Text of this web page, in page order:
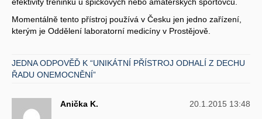
Momentálně tento přístroj používá v Česku jen jedno zařízení,
kterým je Oddělení laboratorní medicíny v Prostějově.
JEDNA ODPOVĚĎ K “UNIKÁTNÍ PŘÍSTROJ ODHALÍ Z DECHU
ŘADU ONEMOCNĚNÍ”
Anička K. 20.1.2015 13:48